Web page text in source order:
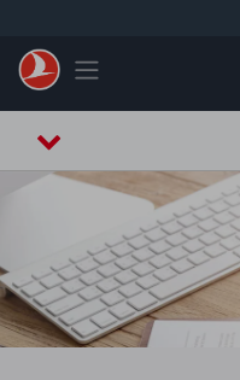
Toggle navigation